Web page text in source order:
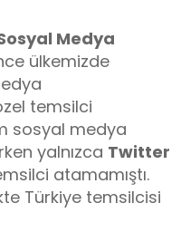
Medya
ülkemizde
temsilci
sosyal medya
yalnızca Twitter
atamamıştı.
Türkiye temsilcisi